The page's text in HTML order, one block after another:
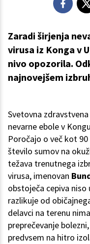
Zaradi širjenja
virusa iz Konga v
nivo opozorila.
najnovejšem
Svetovna
nevarne ebole v
Poročajo o več kot
število sumov na
težava trenutnega
virusa, imenovan
obstoječa cepiva niso
razlikuje od
delavci na terenu
preprečevanje
predvsem na hitro